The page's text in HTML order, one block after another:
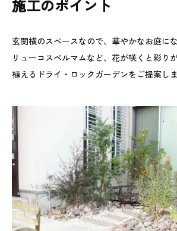
施工のポイント
玄関横のスペースなので、華やかなお庭に
リューコスペルマムなど、花が咲くと彩り
植えるドライ・ロックガーデンをご提案しま